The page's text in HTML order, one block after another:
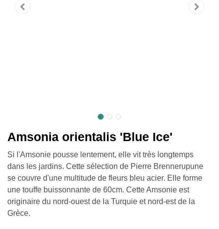
Amsonia orientalis 'Blue Ice'
Si l'Amsonie pousse lentement, elle vit très longtemps
dans les jardins. Cette sélection de Pierre Brennerupune
se couvre d'une multitude de fleurs bleu acier. Elle forme
une touffe buissonnante de 60cm. Cette Amsonie est
originaire du nord-ouest de la Turquie et nord-est de la
Grèce.